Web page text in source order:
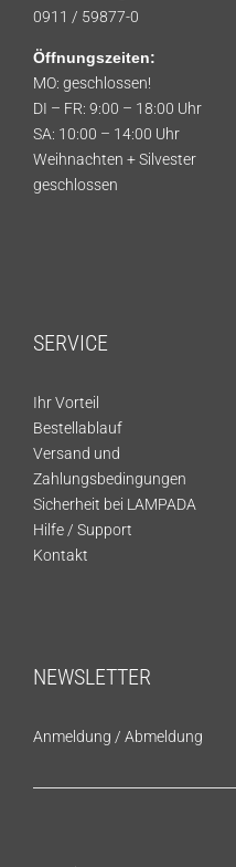
0911 / 59877-0
Öffnungszeiten:
MO: geschlossen!
DI – FR: 9:00 – 18:00 Uhr
SA: 10:00 – 14:00 Uhr
Weihnachten + Silvester
geschlossen
SERVICE
Ihr Vorteil
Bestellablauf
Versand und
Zahlungsbedingungen
Sicherheit bei LAMPADA
Hilfe / Support
Kontakt
NEWSLETTER
Anmeldung / Abmeldung